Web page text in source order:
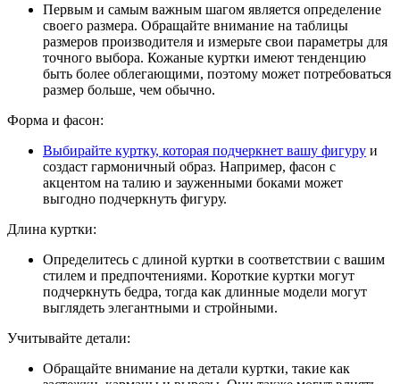
Первым и самым важным шагом является определение
своего размера. Обращайте внимание на таблицы
размеров производителя и измерьте свои параметры для
точного выбора. Кожаные куртки имеют тенденцию
быть более облегающими, поэтому может потребоваться
размер больше, чем обычно.
Форма и фасон:
Выбирайте куртку, которая подчеркнет вашу фигуру и
создаст гармоничный образ. Например, фасон с
акцентом на талию и зауженными боками может
выгодно подчеркнуть фигуру.
Длина куртки:
Определитесь с длиной куртки в соответствии с вашим
стилем и предпочтениями. Короткие куртки могут
подчеркнуть бедра, тогда как длинные модели могут
выглядеть элегантными и стройными.
Учитывайте детали:
Обращайте внимание на детали куртки, такие как